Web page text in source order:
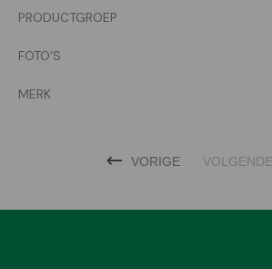
PRODUCTGROEP
FOTO'S
MERK
VORIGE VOLGENDE